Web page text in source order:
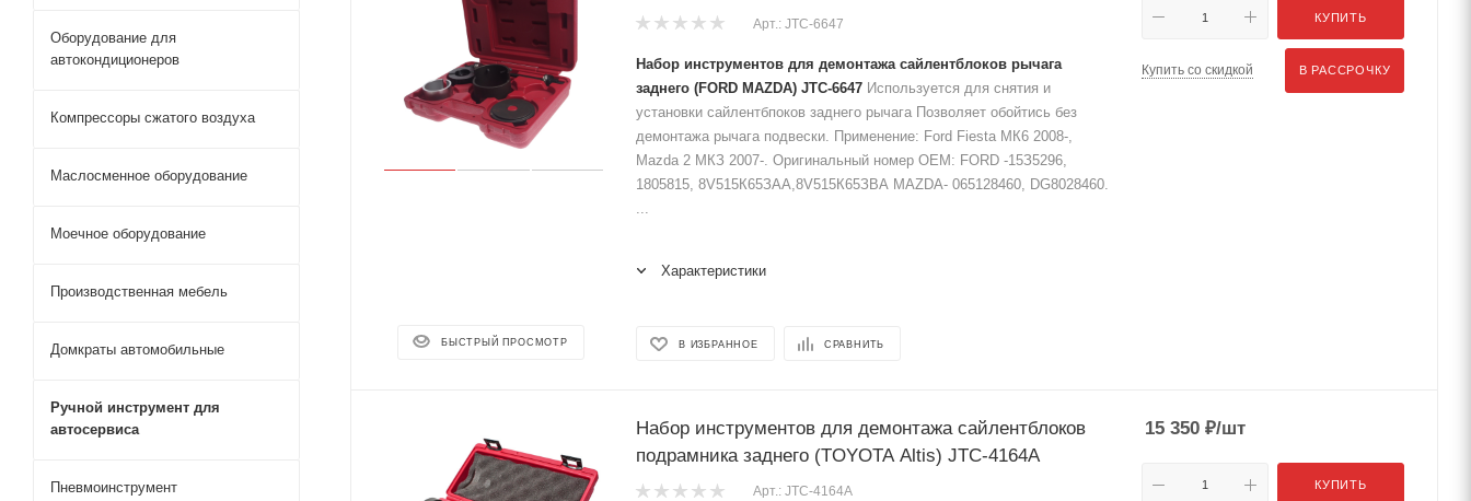
БЫСТРЫЙ ПРОСМОТР
Арт.: JTC-6647
Набор инструментов для демонтажа сайлентблоков рычага
заднего (FORD MAZDA) JTC-6647 Используется для снятия и
установки сайлентбпоков заднего рычага Позволяет обойтись без
демонтажа рычага подвески. Применение: Ford Fiesta МК6 2008-,
Mazda 2 МКЗ 2007-. Оригинальный номер ОЕМ: FORD -15З5296,
1805815, 8V515К65ЗАА,8V515К65ЗВА MAZDA- 065128460, DG8028460.
...
Характеристики
В ИЗБРАННОЕ СРАВНИТЬ
КУПИТЬ
Купить со скидкой В РАССРОЧКУ
Набор инструментов для демонтажа сайлентблоков
подрамника заднего (TOYOTA Altis) JTC-4164A
Арт.: JTC-4164A
15 350 ₽/шт
КУПИТЬ
Оборудование для
автокондиционеров
Компрессоры сжатого воздуха
Маслосменное оборудование
Моечное оборудование
Производственная мебель
Домкраты автомобильные
Ручной инструмент для
автосервиса
Пневмоинструмент